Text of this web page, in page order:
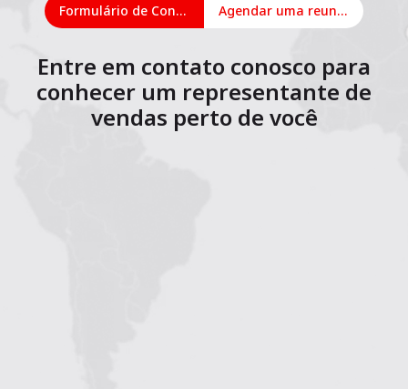
Formulário de Contato Agendar uma reunião on-line
Entre em contato conosco para
conhecer um representante de
vendas perto de você